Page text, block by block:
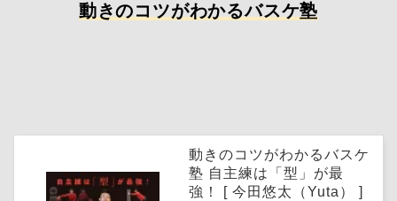
動きのコツがわかるバスケ塾
動きのコツがわかるバスケ
塾 自主練は「型」が最
強！ [ 今田悠太（Yuta） ]